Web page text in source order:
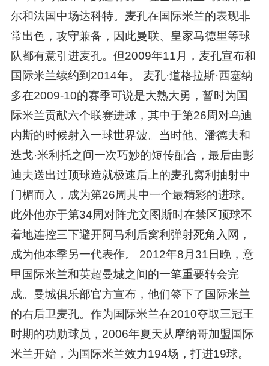
尔和法国中场达科特。麦孔在国际米兰的表现非
常出色，攻守兼备，因此曼联、皇家马德里等球
队都有意引进麦孔。但2009年11月，麦孔宣布和
国际米兰续约到2014年。 麦孔·道格拉斯·西塞纳
多在2009-10的赛季可说是大熟大勇，暂时为国
际米兰贡献六个联赛进球，其中于第26周对乌迪
内斯的时候射入一球世界波。当时他、潘德夫和
迭戈·米利托之间一次巧妙的短传配合，最后由彭
迪夫送出过顶球造就极速后上的麦孔窝利抽射中
门楣而入，成为第26周其中一个最精彩的进球。
此外他亦于第34周对阵尤文图斯时在禁区顶球不
着地连控三下避开阿马利后窝利弹射死角入网，
成为他本季另一代表作。 2012年8月31日晚，意
甲国际米兰和英超曼城之间的一笔重要转会完
成。曼城俱乐部官方宣布，他们签下了国际米兰
的右后卫麦孔。作为国际米兰在2010夺取三冠王
时期的功勋球员，2006年夏天从摩纳哥加盟国际
米兰开始，为国际米兰效力194场，打进19球。